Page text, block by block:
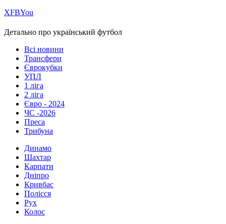
ХFBYou
Детально про український футбол
Всі новини
Трансфери
Єврокубки
УПЛ
1 ліга
2 ліга
Євро - 2024
ЧС -2026
Преса
Трибуна
Динамо
Шахтар
Карпати
Дніпро
Кривбас
Полісся
Рух
Колос